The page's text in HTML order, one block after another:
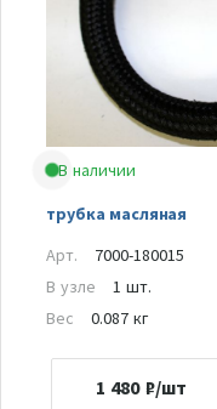
В наличии
трубка масляная
Арт.
7000-180015
В узле
1 шт.
Вес
0.087 кг
1 480 ₽/шт